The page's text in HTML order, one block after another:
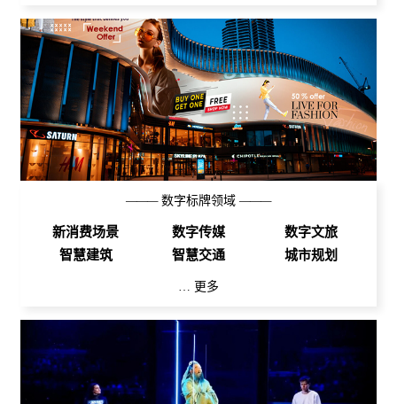
———数字标牌领域 ———
新消费场景 数字传媒
数字文旅
智慧建筑
智慧交通 城市规划
… 更多